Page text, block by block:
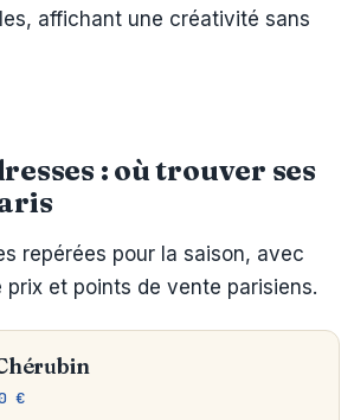
affichant une créativité sans
: où trouver ses
repérées pour la saison, avec
prix et points de vente parisiens.
€